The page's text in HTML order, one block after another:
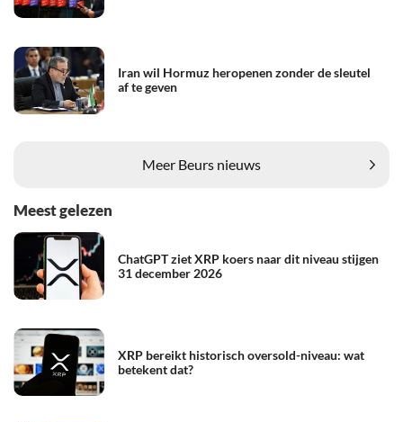
Iran wil Hormuz heropenen zonder de sleutel
af te geven
Meer Beurs nieuws
Meest gelezen
ChatGPT ziet XRP koers naar dit niveau stijgen
31 december 2026
XRP bereikt historisch oversold-niveau: wat
betekent dat?